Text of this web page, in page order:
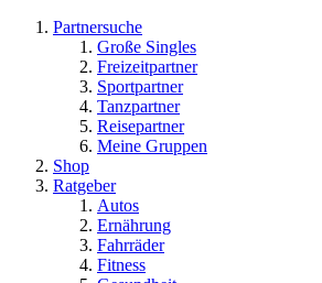
Partnersuche
Große Singles
Freizeitpartner
Sportpartner
Tanzpartner
Reisepartner
Meine Gruppen
Shop
Ratgeber
Autos
Ernährung
Fahrräder
Fitness